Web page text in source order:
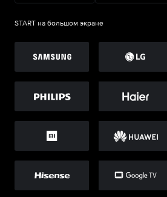
START на большом экране